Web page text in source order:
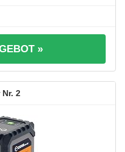
»
2